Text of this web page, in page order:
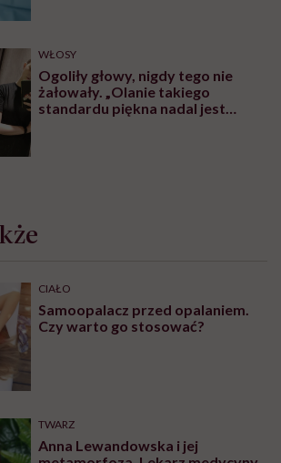
WŁOSY
Ogoliły głowy, nigdy tego nie
żałowały. „Olanie takiego
standardu piękna nadal jest
CIAŁO
Samoopalacz przed opalaniem.
Czy warto go stosować?
TWARZ
Anna Lewandowska i jej